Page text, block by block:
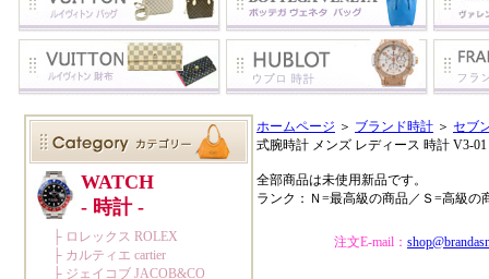
ホームページ ＞ ブランド時計 ＞ セブ
式腕時計 メンズ レディース 時計 V3-01
全部商品は未使用新品です。
ランク：Ｎ=最高級の商品／Ｓ=高級の
注文E-mail：